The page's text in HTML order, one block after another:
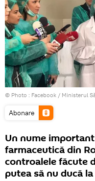
© Photo : Facebook / Ministerul
Abonare
Un nume
farmaceutică din
controalele făcute
putea să nu ducă